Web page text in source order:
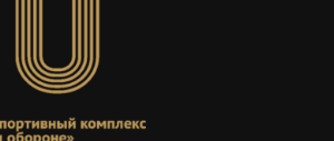
края